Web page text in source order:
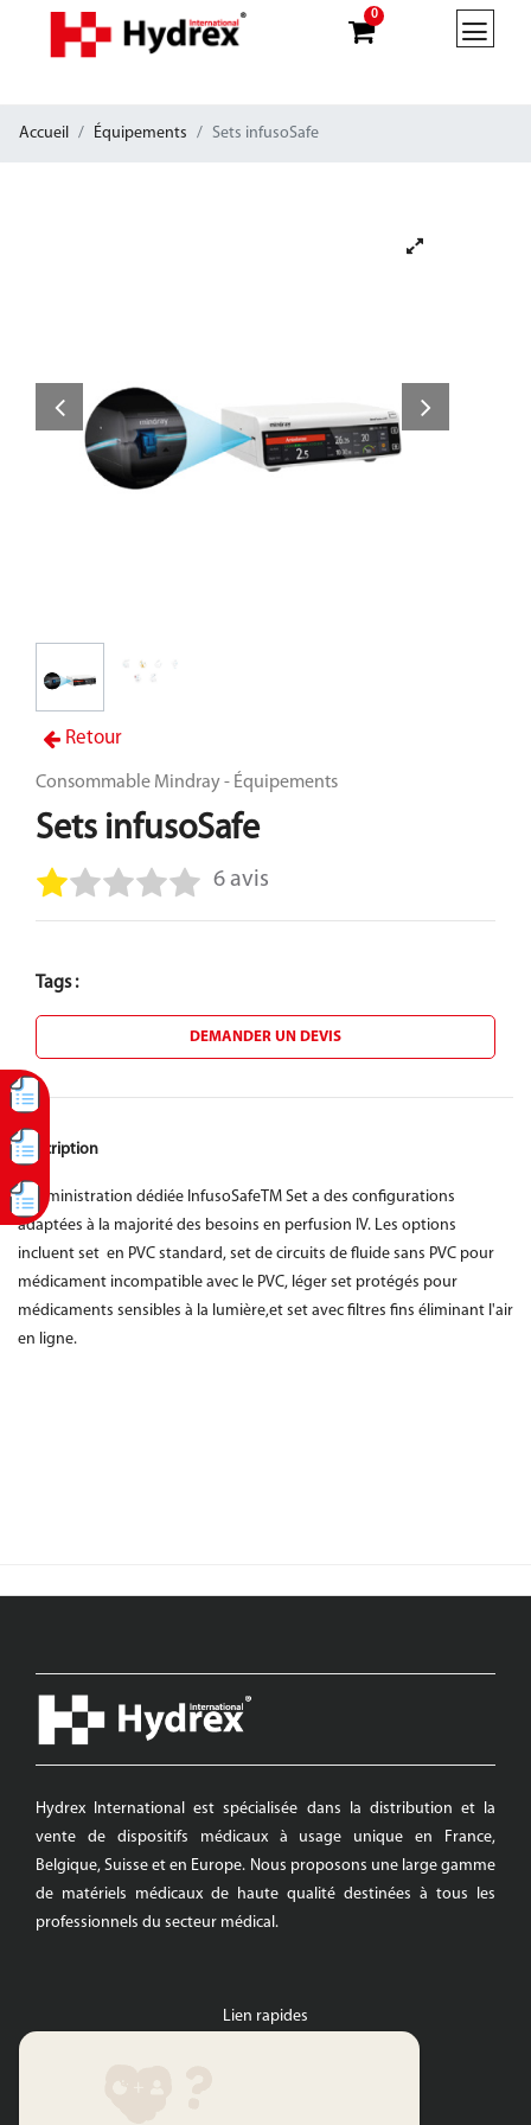
0
Accueil Équipements Sets infusoSafe
Retour
Consommable Mindray - Équipements
Sets infusoSafe
6 avis
Tags :
DEMANDER UN DEVIS
Description
L'administration dédiée InfusoSafeTM Set a des configurations
adaptées à la majorité des besoins en perfusion IV. Les options
incluent set en PVC standard, set de circuits de fluide sans PVC pour
médicament incompatible avec le PVC, léger set protégés pour
médicaments sensibles à la lumière,et set avec filtres fins éliminant l'air
en ligne.
Hydrex International est spécialisée dans la distribution et la
vente de dispositifs médicaux à usage unique en France,
Belgique, Suisse et en Europe. Nous proposons une large gamme
de matériels médicaux de haute qualité destinées à tous les
professionnels du secteur médical.
Lien rapides